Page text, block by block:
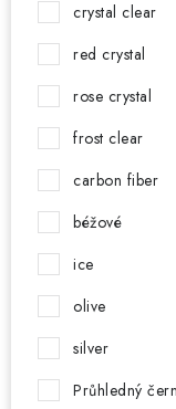
crystal clear
red crystal
rose crystal
frost clear
carbon fiber
béžové
ice
olive
silver
Průhledný